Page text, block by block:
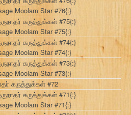
Moolam Star #76{:}
கருத்துக்கள் #75{:}
Moolam Star #75{:}
கருத்துக்கள் #74{:}
Moolam Star #74{:}
கருத்துக்கள் #73{:}
Moolam Star #73{:}
கருத்துக்கள் #72
கருத்துக்கள் #71{:}
Moolam Star #71{:}